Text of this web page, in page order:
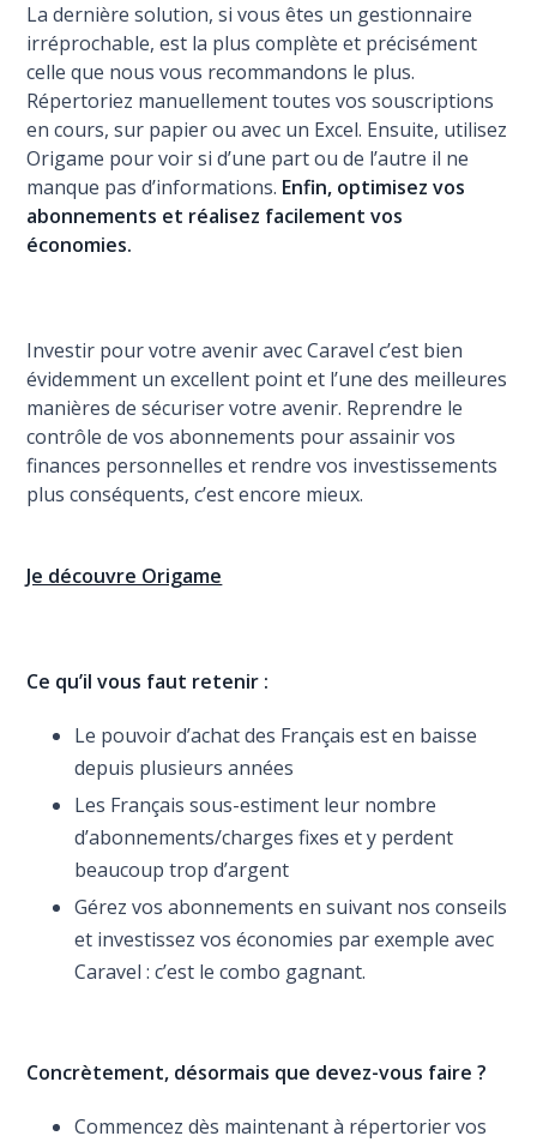
La dernière solution, si vous êtes un gestionnaire
irréprochable, est la plus complète et précisément
celle que nous vous recommandons le plus.
Répertoriez manuellement toutes vos souscriptions
en cours, sur papier ou avec un Excel. Ensuite, utilisez
Origame pour voir si d’une part ou de l’autre il ne
manque pas d’informations. Enfin, optimisez vos
abonnements et réalisez facilement vos
économies.
Investir pour votre avenir avec Caravel c’est bien
évidemment un excellent point et l’une des meilleures
manières de sécuriser votre avenir. Reprendre le
contrôle de vos abonnements pour assainir vos
finances personnelles et rendre vos investissements
plus conséquents, c’est encore mieux.
Je découvre Origame
Ce qu’il vous faut retenir :
Le pouvoir d’achat des Français est en baisse
depuis plusieurs années
Les Français sous-estiment leur nombre
d’abonnements/charges fixes et y perdent
beaucoup trop d’argent
Gérez vos abonnements en suivant nos conseils
et investissez vos économies par exemple avec
Caravel : c’est le combo gagnant.
Concrètement, désormais que devez-vous faire ?
Commencez dès maintenant à répertorier vos